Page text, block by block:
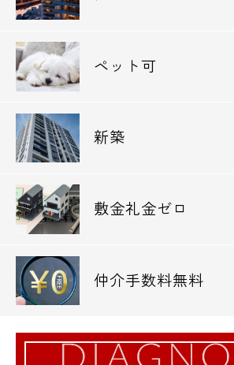
ペット可
新築
敷金礼金ゼロ
仲介手数料無料
電話でお問い合わせ
0120-500-529
メールでお問い合わせ